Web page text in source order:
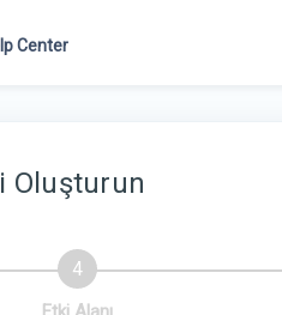
Center
Oluşturun